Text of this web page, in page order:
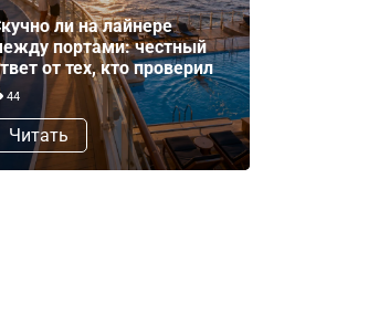
ли на лайнере
портами: честный
от тех, кто проверил
44
Читать